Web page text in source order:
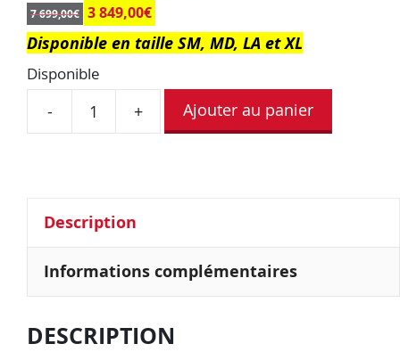
7 699,00€ 3 849,00€
Disponible en taille SM, MD, LA et XL
Disponible
- + Ajouter au panier
Description
Informations complémentaires
DESCRIPTION